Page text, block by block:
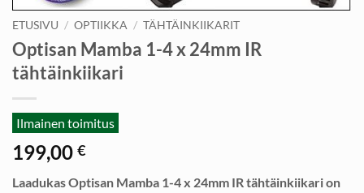
ETUSIVU / OPTIIKKA / TÄHTÄINKIIKARIT
Optisan Mamba 1-4 x 24mm IR
tähtäinkiikari
Ilmainen toimitus
199,00 €
Laadukas Optisan Mamba 1-4 x 24mm IR tähtäinkiikari on